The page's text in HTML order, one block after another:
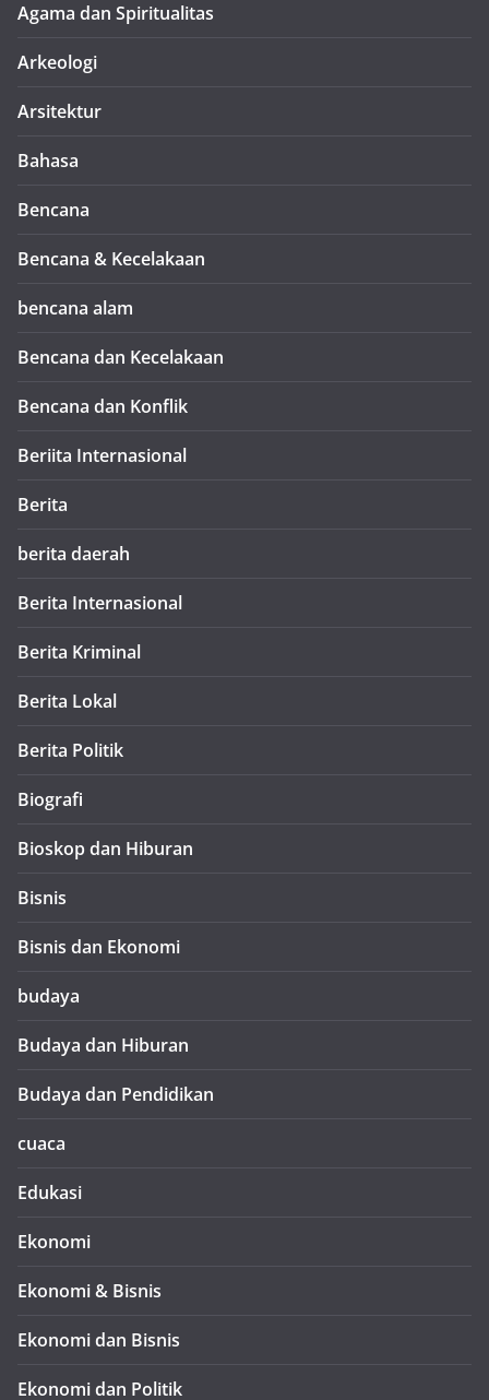
Agama dan Spiritualitas
Arkeologi
Arsitektur
Bahasa
Bencana
Bencana & Kecelakaan
bencana alam
Bencana dan Kecelakaan
Bencana dan Konflik
Beriita Internasional
Berita
berita daerah
Berita Internasional
Berita Kriminal
Berita Lokal
Berita Politik
Biografi
Bioskop dan Hiburan
Bisnis
Bisnis dan Ekonomi
budaya
Budaya dan Hiburan
Budaya dan Pendidikan
cuaca
Edukasi
Ekonomi
Ekonomi & Bisnis
Ekonomi dan Bisnis
Ekonomi dan Politik